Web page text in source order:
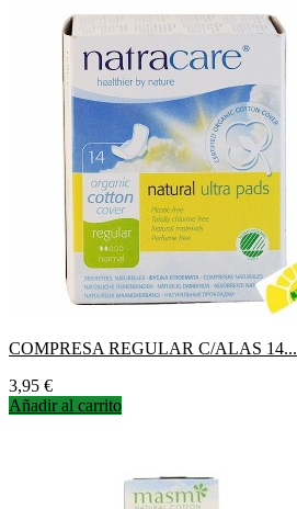
COMPRESA REGULAR C/ALAS 14...
Precio
3,95 €
Añadir al carrito